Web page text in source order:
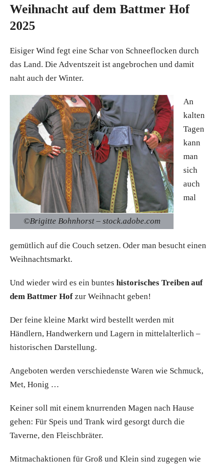
Weihnacht auf dem Battmer Hof
2025
Eisiger Wind fegt eine Schar von Schneeflocken durch
das Land. Die Adventszeit ist angebrochen und damit
naht auch der Winter.
©Brigitte Bohnhorst – stock.adobe.com
An
kalten
Tagen
kann
man
sich
auch
mal
gemütlich auf die Couch setzen. Oder man besucht einen
Weihnachtsmarkt.
Und wieder wird es ein buntes historisches Treiben auf
dem Battmer Hof zur Weihnacht geben!
Der feine kleine Markt wird bestellt werden mit
Händlern, Handwerkern und Lagern in mittelalterlich –
historischen Darstellung.
Angeboten werden verschiedenste Waren wie Schmuck,
Met, Honig …
Keiner soll mit einem knurrenden Magen nach Hause
gehen: Für Speis und Trank wird gesorgt durch die
Taverne, den Fleischbräter.
Mitmachaktionen für Groß und Klein sind zugegen wie